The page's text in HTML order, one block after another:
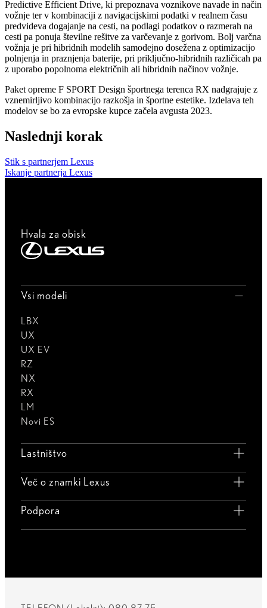
Predictive Efficient Drive, ki prepoznava voznikove navade in način
vožnje ter v kombinaciji z navigacijskimi podatki v realnem času
predvideva dogajanje na cesti, na podlagi podatkov o razmerah na
cesti pa ponuja številne rešitve za varčevanje z gorivom. Bolj varčna
vožnja je pri hibridnih modelih samodejno dosežena z optimizacijo
polnjenja in praznjenja baterije, pri priključno-hibridnih različicah pa
z uporabo popolnoma električnih ali hibridnih načinov vožnje.
Paket opreme F SPORT Design športnega terenca RX nadgrajuje z
vznemirljivo kombinacijo razkošja in športne estetike. Izdelava teh
modelov se bo za evropske kupce začela avgusta 2023.
Naslednji korak
Stik s partnerjem Lexus
Iskanje partnerja Lexus
Hvala za obisk
Vsi modeli
LBX
UX
UX EV
RZ
NX
RX
LM
Novi ES
Lastništvo
Več o znamki Lexus
Podpora